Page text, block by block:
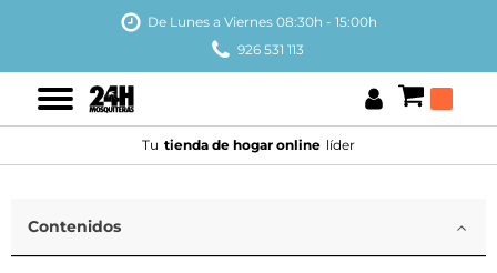
De Lunes a Viernes 08:30h - 15:00h
926 531 113
Tu tienda de hogar online líder
Contenidos